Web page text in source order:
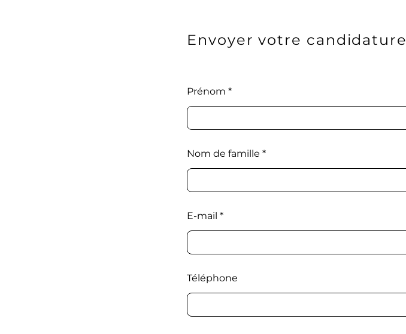
Envoyer votre candidature
Prénom
Nom de famille
E-mail
Téléphone